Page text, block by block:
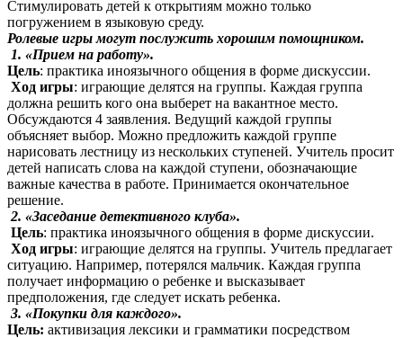
Стимулировать детей к открытиям можно только
погружением в языковую среду.
Ролевые игры могут послужить хорошим помощником.
1. «Прием на работу».
Цель: практика иноязычного общения в форме дискуссии.
Ход игры: играющие делятся на группы. Каждая группа
должна решить кого она выберет на вакантное место.
Обсуждаются 4 заявления. Ведущий каждой группы
объясняет выбор. Можно предложить каждой группе
нарисовать лестницу из нескольких ступеней. Учитель просит
детей написать слова на каждой ступени, обозначающие
важные качества в работе. Принимается окончательное
решение.
2. «Заседание детективного клуба».
Цель: практика иноязычного общения в форме дискуссии.
Ход игры: играющие делятся на группы. Учитель предлагает
ситуацию. Например, потерялся мальчик. Каждая группа
получает информацию о ребенке и высказывает
предположения, где следует искать ребенка.
3. «Покупки для каждого».
Цель: активизация лексики и грамматики посредством